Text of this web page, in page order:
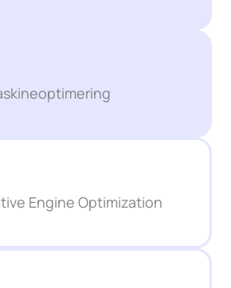
Engine Optimization